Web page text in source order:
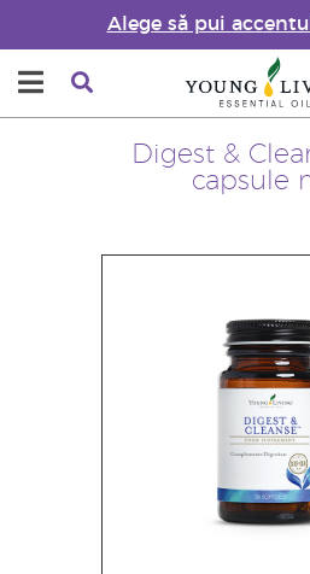
Alege să pui
Digest &
capsule